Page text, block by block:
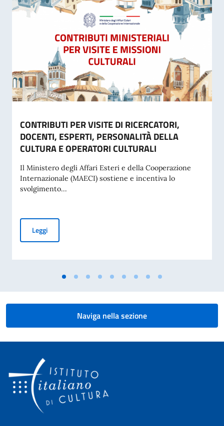
CONTRIBUTI PER VISITE DI RICERCATORI,
DOCENTI, ESPERTI, PERSONALITÀ DELLA
CULTURA E OPERATORI CULTURALI
Il Ministero degli Affari Esteri e della Cooperazione
Internazionale (MAECI) sostiene e incentiva lo
svolgimento...
LeggiCONTRIBUTI PER VISITE DI RICERCATORI, DOCENTI,
Naviga nella sezione